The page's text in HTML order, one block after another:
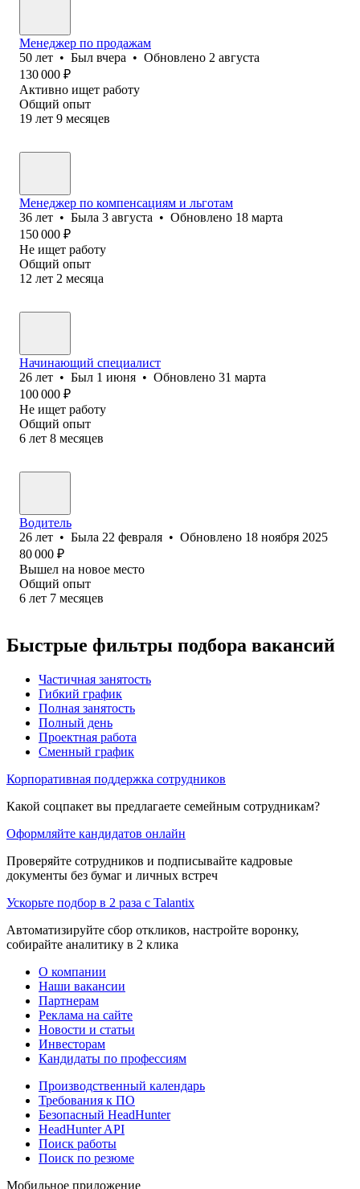
Менеджер по продажам
50 лет • Был вчера • Обновлено 2 августа
130 000 ₽
Активно ищет работу
Общий опыт
19 лет 9 месяцев
Менеджер по компенсациям и льготам
36 лет • Была 3 августа • Обновлено 18 марта
150 000 ₽
Не ищет работу
Общий опыт
12 лет 2 месяца
Начинающий специалист
26 лет • Был 1 июня • Обновлено 31 марта
100 000 ₽
Не ищет работу
Общий опыт
6 лет 8 месяцев
Водитель
26 лет • Была 22 февраля • Обновлено 18 ноября 2025
80 000 ₽
Вышел на новое место
Общий опыт
6 лет 7 месяцев
Быстрые фильтры подбора вакансий
Частичная занятость
Гибкий график
Полная занятость
Полный день
Проектная работа
Сменный график
Корпоративная поддержка сотрудников
Какой соцпакет вы предлагаете семейным сотрудникам?
Оформляйте кандидатов онлайн
Проверяйте сотрудников и подписывайте кадровые
документы без бумаг и личных встреч
Ускорьте подбор в 2 раза с Talantix
Автоматизируйте сбор откликов, настройте воронку,
собирайте аналитику в 2 клика
О компании
Наши вакансии
Партнерам
Реклама на сайте
Новости и статьи
Инвесторам
Кандидаты по профессиям
Производственный календарь
Требования к ПО
Безопасный HeadHunter
HeadHunter API
Поиск работы
Поиск по резюме
Мобильное приложение